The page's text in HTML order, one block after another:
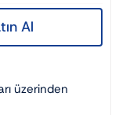
Al
üzerinden